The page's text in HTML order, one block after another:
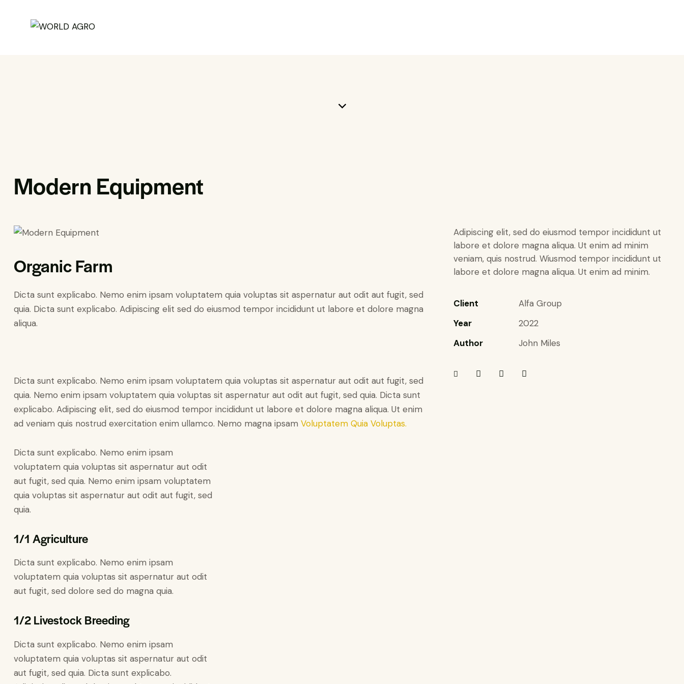
Modern Equipment
Organic Farm
Dicta sunt explicabo. Nemo enim ipsam voluptatem quia voluptas sit aspernatur aut odit aut fugit, sed
quia. Dicta sunt explicabo. Adipiscing elit sed do eiusmod tempor incididunt ut labore et dolore magna
aliqua.
Dicta sunt explicabo. Nemo enim ipsam voluptatem quia voluptas sit aspernatur aut odit aut fugit, sed
quia. Nemo enim ipsam voluptatem quia voluptas sit aspernatur aut odit aut fugit, sed quia. Dicta sunt
explicabo. Adipiscing elit, sed do eiusmod tempor incididunt ut labore et dolore magna aliqua. Ut enim
ad veniam quis nostrud exercitation enim ullamco. Nemo magna ipsam Voluptatem Quia Voluptas.
Dicta sunt explicabo. Nemo enim ipsam
voluptatem quia voluptas sit aspernatur aut odit
aut fugit, sed quia. Nemo enim ipsam voluptatem
quia voluptas sit aspernatur aut odit aut fugit, sed
quia.
1/1 Agriculture
Dicta sunt explicabo. Nemo enim ipsam
voluptatem quia voluptas sit aspernatur aut odit
aut fugit, sed dolore sed do magna quia.
1/2 Livestock Breeding
Dicta sunt explicabo. Nemo enim ipsam
voluptatem quia voluptas sit aspernatur aut odit
aut fugit, sed quia. Dicta sunt explicabo.
Adipiscing elit, sed do eiusmod tempor incididunt ut
labore et dolore magna aliqua. Ut enim ad minim
veniam, quis nostrud. Wiusmod tempor incididunt ut
labore et dolore magna aliqua. Ut enim ad minim.
Client
Alfa Group
Year
2022
Author
John Miles